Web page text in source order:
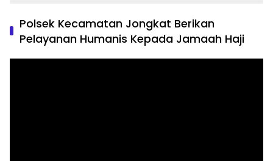
Polsek Kecamatan Jongkat Berikan
Pelayanan Humanis Kepada Jamaah Haji